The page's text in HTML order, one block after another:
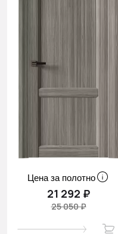
Цена за полотно
21 292 ₽
25 050 ₽